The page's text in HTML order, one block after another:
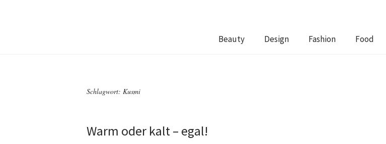
Beauty Design Fashion Food
Schlagwort: Kusmi
Warm oder kalt – egal!